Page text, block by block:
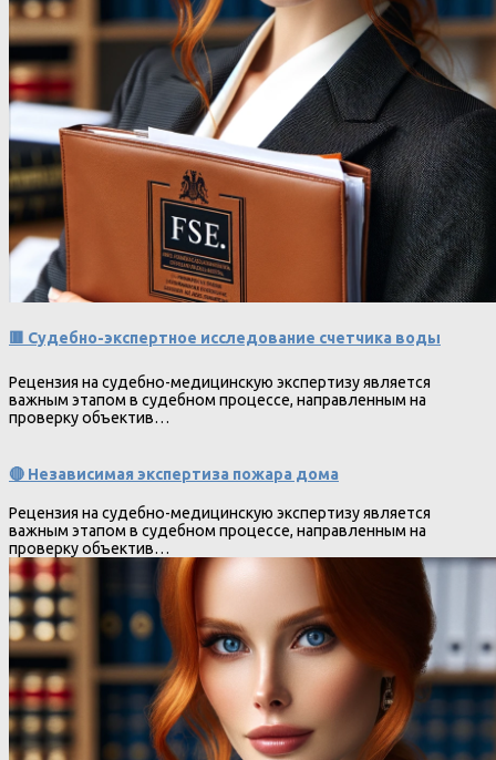
🟥 Судебно-экспертное исследование счетчика воды
Рецензия на судебно-медицинскую экспертизу является
важным этапом в судебном процессе, направленным на
проверку объектив…
🔴 Независимая экспертиза пожара дома
Рецензия на судебно-медицинскую экспертизу является
важным этапом в судебном процессе, направленным на
проверку объектив…